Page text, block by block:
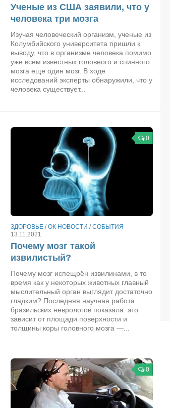
Ученые из США заявили, что у
человека три мозга
Изучая человеческий организм, ученые из
Колумбийского университета пришли к
выводу, что в организме человека помимо
уже всем известных головного и спинного
мозга еще один мозг. В ходе
исследований эксперты обнаружили, что у
человека существует...
0
ЗДОРОВЬЕ /ОК НОВОСТИ /СОБЫТИЯ
13.11.2021
Почему мозг такой
извилистый?
Почему мозг испещрён извилинами, в то
время как у некоторых животных главный
мыслительный орган выглядит достаточно
гладким? Последняя научная работа
бразильских неврологов показала: это
зависит от площади поверхности и
толщины коры головного мозга —...
0